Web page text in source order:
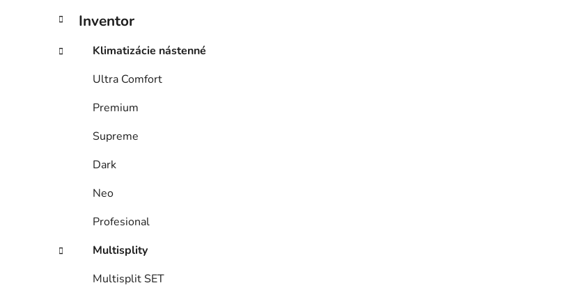
Inventor
Klimatizácie nástenné
Ultra Comfort
Premium
Supreme
Dark
Neo
Profesional
Multisplity
Multisplit SET